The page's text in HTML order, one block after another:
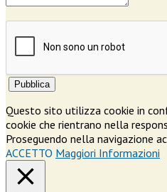
Pubblica
Questo sito utilizza cookie in
cookie che rientrano nella
Proseguendo nella navigazione
ACCETTO Maggiori Informazioni